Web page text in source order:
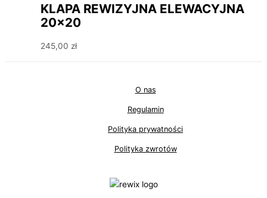
KLAPA REWIZYJNA ELEWACYJNA
20×20
245,00 zł
O nas
Regulamin
Polityka prywatności
Polityka zwrotów